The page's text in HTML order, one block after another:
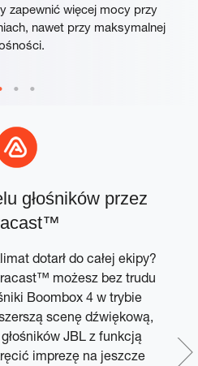
zapewnić więcej mocy przy
nawet przy maksymalnej
głośników przez
dotarł do całej ekipy?
możesz bez trudu
Boombox 4 w trybie
scenę dźwiękową,
JBL z funkcją
imprezę na jeszcze